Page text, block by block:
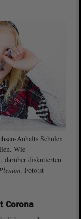
Anhalts Schulen
Wie
darüber diskutierten
Plenum. Foto:st-
Corona